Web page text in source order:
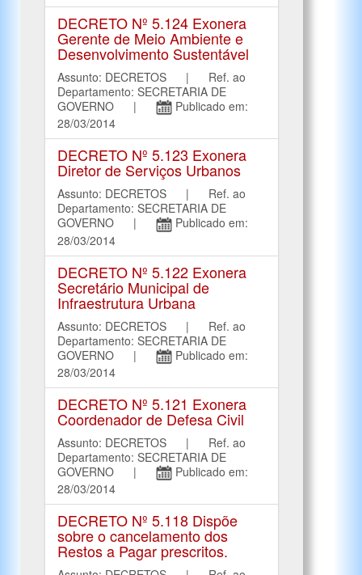
DECRETO Nº 5.124 Exonera
Gerente de Meio Ambiente e
Desenvolvimento Sustentável
Assunto: DECRETOS | Ref. ao
Departamento: SECRETARIA DE
GOVERNO |
Publicado em:
28/03/2014
DECRETO Nº 5.123 Exonera
Diretor de Serviços Urbanos
Assunto: DECRETOS | Ref. ao
Departamento: SECRETARIA DE
GOVERNO |
Publicado em:
28/03/2014
DECRETO Nº 5.122 Exonera
Secretário Municipal de
Infraestrutura Urbana
Assunto: DECRETOS | Ref. ao
Departamento: SECRETARIA DE
GOVERNO |
Publicado em:
28/03/2014
DECRETO Nº 5.121 Exonera
Coordenador de Defesa Civil
Assunto: DECRETOS | Ref. ao
Departamento: SECRETARIA DE
GOVERNO |
Publicado em:
28/03/2014
DECRETO Nº 5.118 Dispõe
sobre o cancelamento dos
Restos a Pagar prescritos.